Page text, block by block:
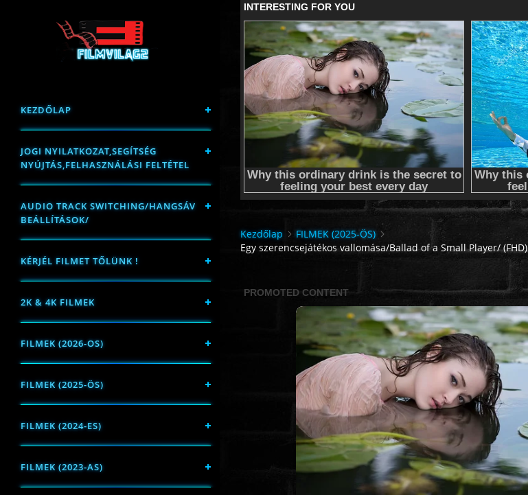
KEZDŐLAP
JOGI NYILATKOZAT,SEGÍTSÉG
NYÚJTÁS,FELHASZNÁLÁSI FELTÉTEL
AUDIO TRACK SWITCHING/HANGSÁV
BEÁLLÍTÁSOK/
KÉRJÉL FILMET TŐLÜNK !
2K & 4K FILMEK
FILMEK (2026-OS)
FILMEK (2025-ÖS)
FILMEK (2024-ES)
FILMEK (2023-AS)
Kezdőlap
FILMEK (2025-ÖS)
Egy szerencsejátékos vallomása/Ballad of a Small Player/ (FHD)